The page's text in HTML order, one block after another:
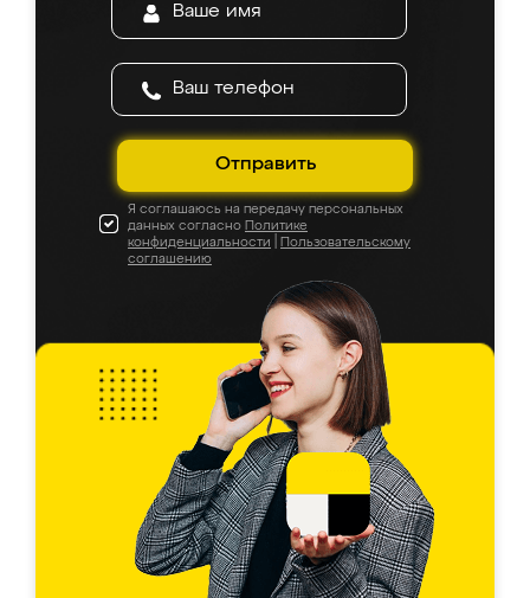
Отправить
Я соглашаюсь на передачу персональных
данных согласно Политике
конфиденциальности
Пользовательскому
соглашению